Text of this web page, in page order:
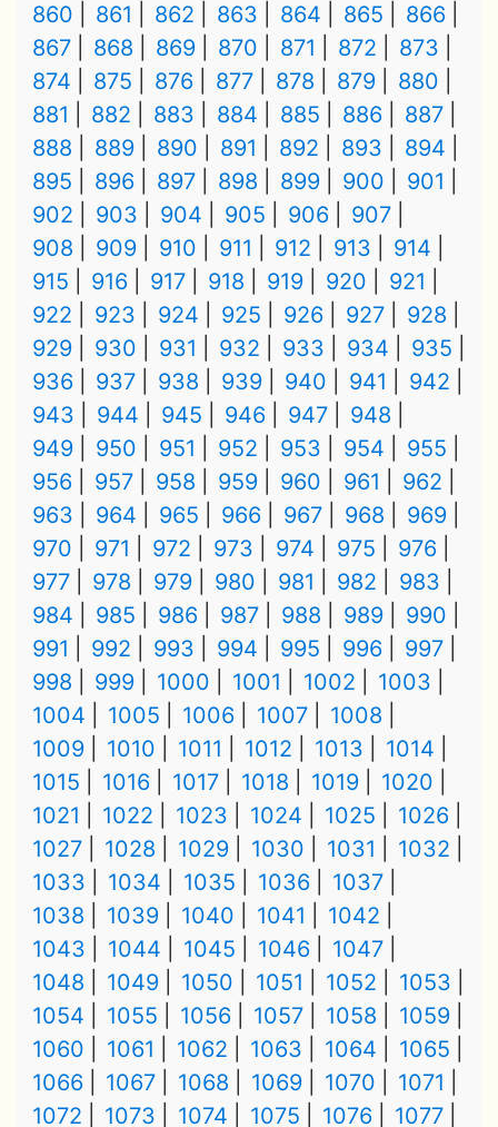
860
861 862 863 864 865
866
867
868 869 870 871 872
873
874
875 876 877 878 879
880
881
882 883 884 885 886
887
888
889 890 891 892 893
894
895
896 897 898 899 900
901
902
903 904 905 906
907
908
909 910 911 912 913
914
915
916 917 918 919 920
921
922
923 924 925 926 927
928
929
930 931 932 933 934
935
936
937 938 939 940 941
942
943
944 945 946 947
948
949
950 951 952 953 954
955
956
957 958 959 960 961
962
963
964 965 966 967 968
969
970
971 972 973 974 975
976
977
978 979 980 981 982
983
984
985 986 987 988 989
990
991
992 993 994 995 996
997
998
999 1000 1001 1002
1003
1004
1005 1006 1007
1008
1009
1010 1011 1012 1013
1014
1015
1016 1017 1018 1019
1020
1021
1022 1023 1024 1025
1026
1027
1028 1029 1030 1031
1032
1033
1034 1035 1036
1037
1038
1039 1040 1041
1042
1043
1044 1045 1046
1047
1048
1049 1050 1051 1052
1053
1054
1055 1056 1057 1058
1059
1060
1061 1062 1063 1064
1065
1066
1067 1068 1069 1070
1071
1072
1073 1074 1075 1076 1077